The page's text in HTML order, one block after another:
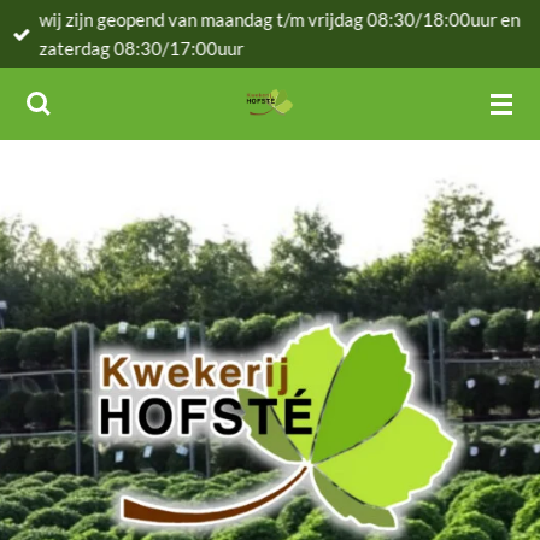
Ga
direct
de
hoofdinhoud
wij zijn geopend van maandag t/m vrijdag 08:30/18:00uur en
zaterdag 08:30/17:00uur